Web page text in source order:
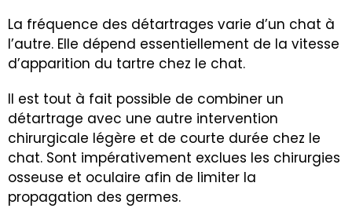
La fréquence des détartrages varie d’un chat à
l’autre. Elle dépend essentiellement de la vitesse
d’apparition du tartre chez le chat.
Il est tout à fait possible de combiner un
détartrage avec une autre intervention
chirurgicale légère et de courte durée chez le
chat. Sont impérativement exclues les chirurgies
osseuse et oculaire afin de limiter la
propagation des germes.